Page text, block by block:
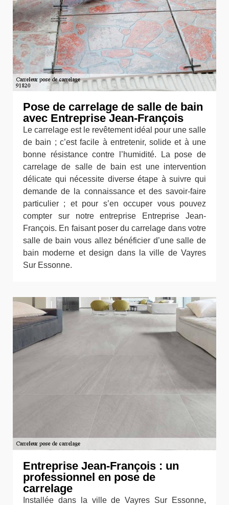
Pose de carrelage de salle de bain
avec Entreprise Jean-François
Le carrelage est le revêtement idéal pour une salle
de bain ; c’est facile à entretenir, solide et à une
bonne résistance contre l’humidité. La pose de
carrelage de salle de bain est une intervention
délicate qui nécessite diverse étape à suivre qui
demande de la connaissance et des savoir-faire
particulier ; et pour s’en occuper vous pouvez
compter sur notre entreprise Entreprise Jean-
François. En faisant poser du carrelage dans votre
salle de bain vous allez bénéficier d’une salle de
bain moderne et design dans la ville de Vayres
Sur Essonne.
Entreprise Jean-François : un
professionnel en pose de
carrelage
Installée dans la ville de Vayres Sur Essonne,